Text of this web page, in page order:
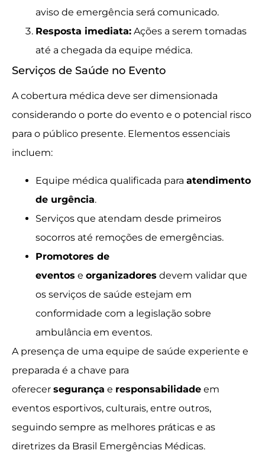
aviso de emergência será comunicado.
Resposta imediata: Ações a serem tomadas
até a chegada da equipe médica.
Serviços de Saúde no Evento
A cobertura médica deve ser dimensionada
considerando o porte do evento e o potencial risco
para o público presente. Elementos essenciais
incluem:
Equipe médica qualificada para atendimento
de urgência.
Serviços que atendam desde primeiros
socorros até remoções de emergências.
Promotores de
eventos e organizadores devem validar que
os serviços de saúde estejam em
conformidade com a legislação sobre
ambulância em eventos.
A presença de uma equipe de saúde experiente e
preparada é a chave para
oferecer segurança e responsabilidade em
eventos esportivos, culturais, entre outros,
seguindo sempre as melhores práticas e as
diretrizes da Brasil Emergências Médicas.